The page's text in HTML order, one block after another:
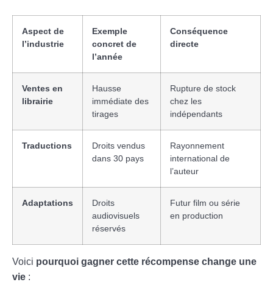
Aspect de
l’industrie
Exemple
concret de
l’année
Conséquence
directe
Ventes en
librairie
Hausse
immédiate des
tirages
Rupture de stock
chez les
indépendants
Traductions
Droits vendus
dans 30 pays
Rayonnement
international de
l’auteur
Adaptations
Droits
audiovisuels
réservés
Futur film ou série
en production
Voici pourquoi gagner cette récompense change une
vie :